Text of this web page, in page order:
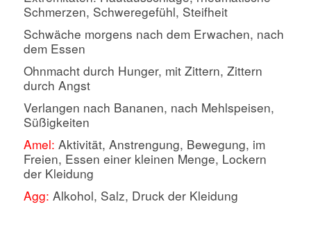
Schmerzen, Schweregefühl, Steifheit
Schwäche morgens nach dem Erwachen, nach
dem Essen
Ohnmacht durch Hunger, mit Zittern, Zittern
durch Angst
Verlangen nach Bananen, nach Mehlspeisen,
Süßigkeiten
Amel: Aktivität, Anstrengung, Bewegung, im
Freien, Essen einer kleinen Menge, Lockern
der Kleidung
Agg: Alkohol, Salz, Druck der Kleidung